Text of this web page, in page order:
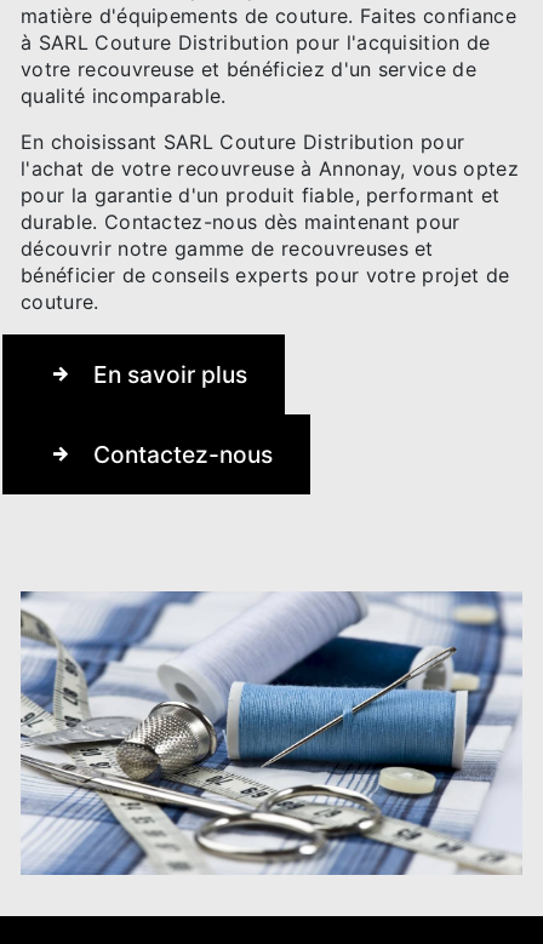
matière d'équipements de couture. Faites confiance
à SARL Couture Distribution pour l'acquisition de
votre recouvreuse et bénéficiez d'un service de
qualité incomparable.
En choisissant SARL Couture Distribution pour
l'achat de votre recouvreuse à Annonay, vous optez
pour la garantie d'un produit fiable, performant et
durable. Contactez-nous dès maintenant pour
découvrir notre gamme de recouvreuses et
bénéficier de conseils experts pour votre projet de
couture.
En savoir plus
Contactez-nous